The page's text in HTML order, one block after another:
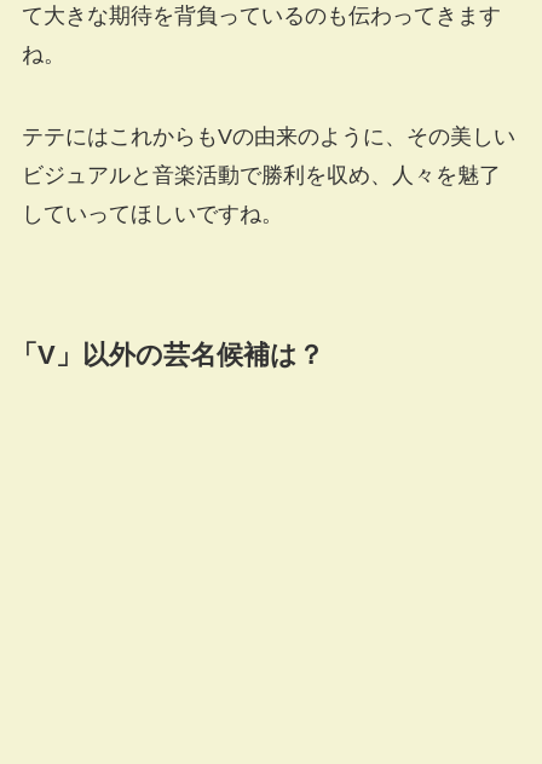
て大きな期待を背負っているのも伝わってきます
ね。
テテにはこれからもVの由来のように、その美しい
ビジュアルと音楽活動で勝利を収め、人々を魅了
していってほしいですね。
「V」以外の芸名候補は？